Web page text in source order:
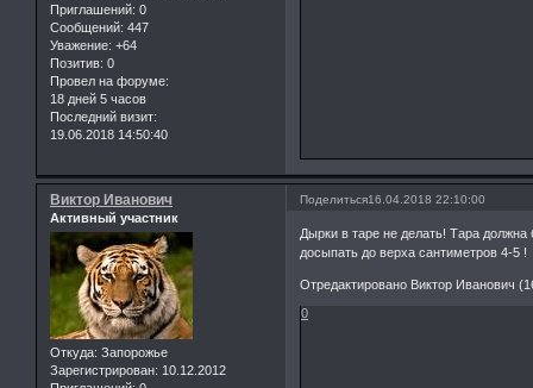
Приглашений: 0
Сообщений: 447
Уважение: +64
Позитив: 0
Провел на форуме:
18 дней 5 часов
Последний визит:
19.06.2018 14:50:40
Поделиться16.04.2018 22:10:00
Виктор Иванович
Активный участник
Откуда: Запорожье
Зарегистрирован: 10.12.2012
Дырки в таре не делать! Тара
досыпать до верха сантиметров 4-5 !
Отредактировано Виктор Иванович
0